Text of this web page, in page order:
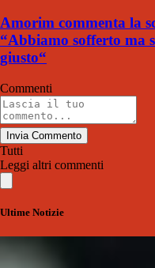
Amorim commenta la
“Abbiamo sofferto ma
giusto“
Commenti
Invia Commento
Tutti
Leggi altri commenti
Ultime Notizie